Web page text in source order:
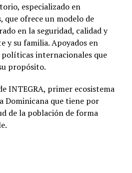
especializado en
que ofrece un modelo de
en la seguridad, calidad y
y su familia. Apoyados en
políticas internacionales que
propósito.
INTEGRA, primer ecosistema
Dominicana que tiene por
de la población de forma